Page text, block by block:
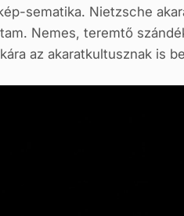
sematika. Nietzsche
Nemes, teremtő
az akaratkultusznak is